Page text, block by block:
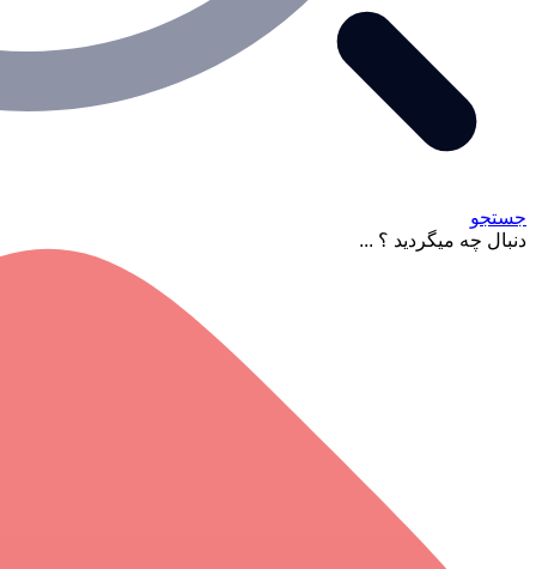
جستجو
دنبال چه میگردید ؟ ...